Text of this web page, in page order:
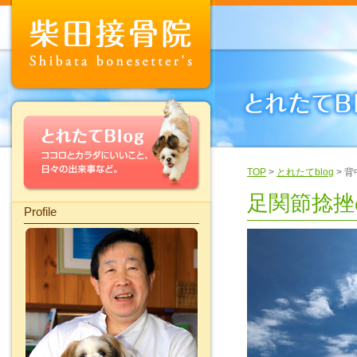
Profile
TOP > とれたてblog > 背
足関節捻